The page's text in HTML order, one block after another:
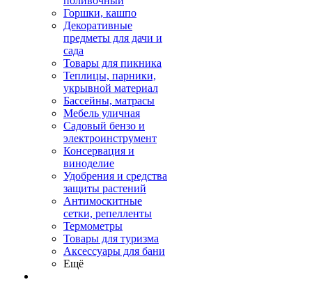
Горшки, кашпо
Декоративные
предметы для дачи и
сада
Товары для пикника
Теплицы, парники,
укрывной материал
Бассейны, матрасы
Мебель уличная
Садовый бензо и
электроинструмент
Консервация и
виноделие
Удобрения и средства
защиты растений
Антимоскитные
сетки, репелленты
Термометры
Товары для туризма
Аксессуары для бани
Ещё